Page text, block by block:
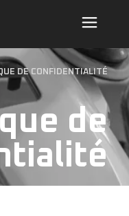
DE CONFIDENTIALITÉ
de